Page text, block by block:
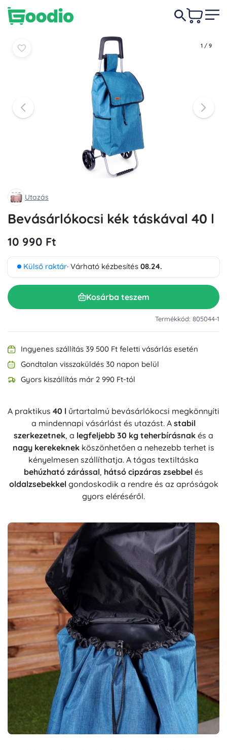
1 / 9
Utazás
Bevásárlókocsi kék táskával 40 l
10 990 Ft
Külső raktár· Várható kézbesítés 08.24.
Kosárba teszem
Termékkód: 805044-1
Ingyenes szállítás 39 500 Ft feletti vásárlás esetén
Gondtalan visszaküldés 30 napon belül
Gyors kiszállítás már 2 990 Ft-tól
A praktikus 40 l űrtartalmú bevásárlókocsi megkönnyíti
a mindennapi vásárlást és utazást. A stabil
szerkezetnek, a legfeljebb 30 kg teherbírásnak és a
nagy kerekeknek köszönhetően a nehezebb terhet is
kényelmesen szállíthatja. A tágas textiltáska
behúzható zárással, hátsó cipzáras zsebbel és
oldalzsebekkelgondoskodik a rendre és az apróságok
gyors eléréséről.
10 990 Ft Kosárba